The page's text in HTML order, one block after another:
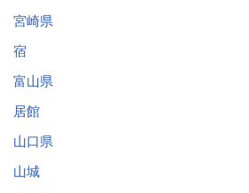
宮崎県
宿
富山県
居館
山口県
山城